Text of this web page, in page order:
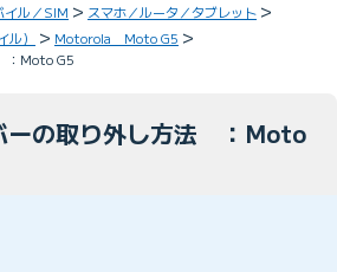
ル／SIM
スマホ／ルータ／タブレット
）
Motorola Moto G5
：Moto G5
ーの取り外し方法 ：Moto